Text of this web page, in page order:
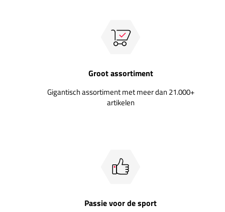
Groot assortiment
Gigantisch assortiment met meer dan 21.000+
artikelen
Passie voor de sport